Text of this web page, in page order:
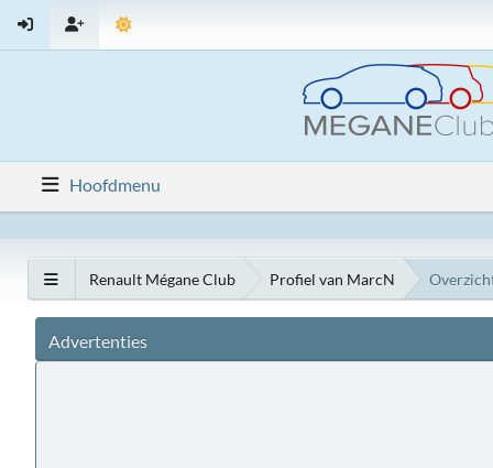
Hoofdmenu
Renault Mégane Club Profiel van MarcN
Advertenties